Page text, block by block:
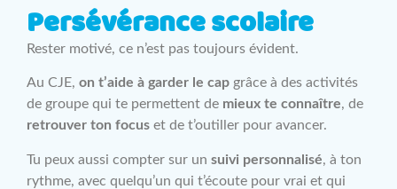
Persévérance scolaire
Rester motivé, ce n’est pas toujours évident.
Au CJE, on t’aide à garder le cap grâce à des activités
de groupe qui te permettent de mieux te connaître, de
retrouver ton focus et de t’outiller pour avancer.
Tu peux aussi compter sur un suivi personnalisé, à ton
rythme, avec quelqu’un qui t’écoute pour vrai et qui